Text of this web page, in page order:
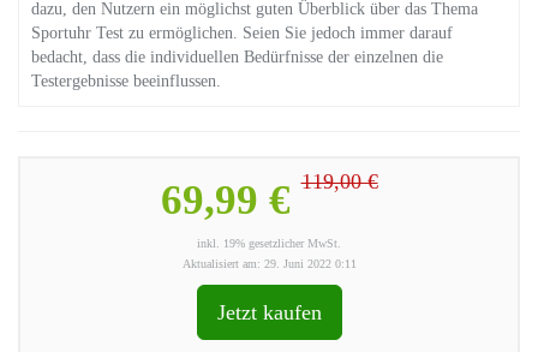
dazu, den Nutzern ein möglichst guten Überblick über das Thema
Sportuhr Test zu ermöglichen. Seien Sie jedoch immer darauf
bedacht, dass die individuellen Bedürfnisse der einzelnen die
Testergebnisse beeinflussen.
69,99 €119,00 €
inkl. 19% gesetzlicher MwSt.
Aktualisiert am: 29. Juni 2022 0:11
Jetzt kaufen